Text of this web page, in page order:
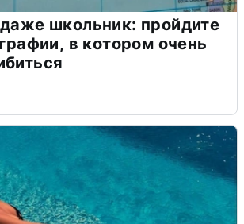
школьник: пройдите
в котором очень